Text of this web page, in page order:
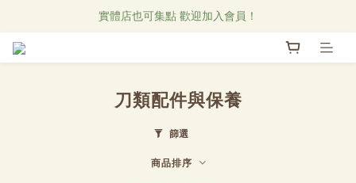
Research Notes 新品發售中！
實體店也可集點 歡迎加入會員！
刀類配件與保養
篩選
商品排序